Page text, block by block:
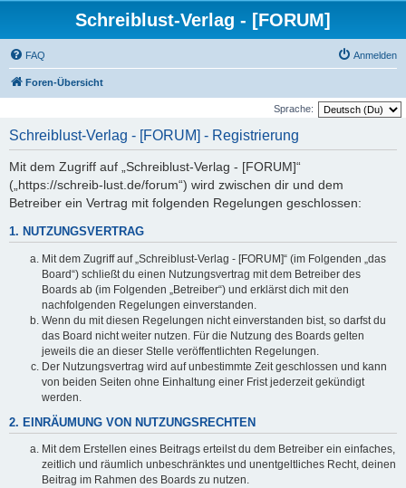
Schreiblust-Verlag - [FORUM]
FAQ Anmelden
Foren-Übersicht
Sprache:
Schreiblust-Verlag - [FORUM] - Registrierung
Mit dem Zugriff auf „Schreiblust-Verlag - [FORUM]“
(„https://schreib-lust.de/forum“) wird zwischen dir und dem
Betreiber ein Vertrag mit folgenden Regelungen geschlossen:
1. NUTZUNGSVERTRAG
Mit dem Zugriff auf „Schreiblust-Verlag - [FORUM]“ (im Folgenden „das
Board“) schließt du einen Nutzungsvertrag mit dem Betreiber des
Boards ab (im Folgenden „Betreiber“) und erklärst dich mit den
nachfolgenden Regelungen einverstanden.
Wenn du mit diesen Regelungen nicht einverstanden bist, so darfst du
das Board nicht weiter nutzen. Für die Nutzung des Boards gelten
jeweils die an dieser Stelle veröffentlichten Regelungen.
Der Nutzungsvertrag wird auf unbestimmte Zeit geschlossen und kann
von beiden Seiten ohne Einhaltung einer Frist jederzeit gekündigt
werden.
2. EINRÄUMUNG VON NUTZUNGSRECHTEN
Mit dem Erstellen eines Beitrags erteilst du dem Betreiber ein einfaches,
zeitlich und räumlich unbeschränktes und unentgeltliches Recht, deinen
Beitrag im Rahmen des Boards zu nutzen.